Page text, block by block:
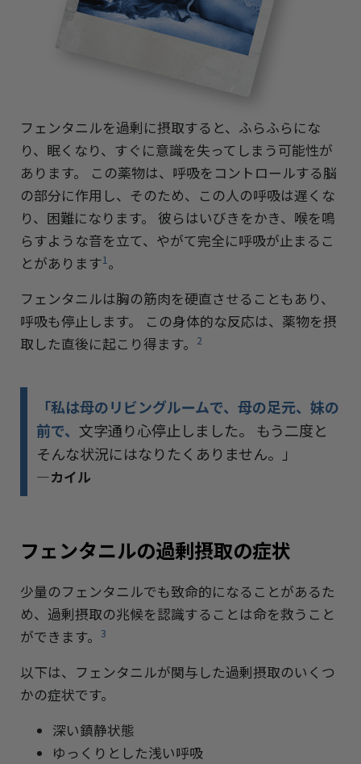
フェンタニルを過剰に摂取すると、ふらふらにな
り、眠くなり、すぐに意識を失ってしまう可能性が
あります。 この薬物は、呼吸をコントロールする脳
の部分に作用し、そのため、この人の呼吸は遅くな
り、困難になります。 彼らはいびきをかき、喉を鳴
らすような音を立て、やがて完全に呼吸が止まるこ
とがあります1。
フェンタニルは胸の筋肉を硬直させることもあり、
呼吸も停止します。 この身体的な反応は、薬物を摂
取した直後に起こり得ます。
2
「私は母のリビングルームで、母の足元、妹の
前で、 文字通り心停止しました。 もう二度と
そんな状況にはなりたくありません。」
—カイル
フェンタニルの過剰摂取の症状
少量のフェンタニルでも致命的になることがあるた
め、過剰摂取の兆候を認識することは命を救うこと
ができます。 3
以下は、フェンタニルが関与した過剰摂取のいくつ
かの症状です。
深い鎮静状態
ゆっくりとした浅い呼吸